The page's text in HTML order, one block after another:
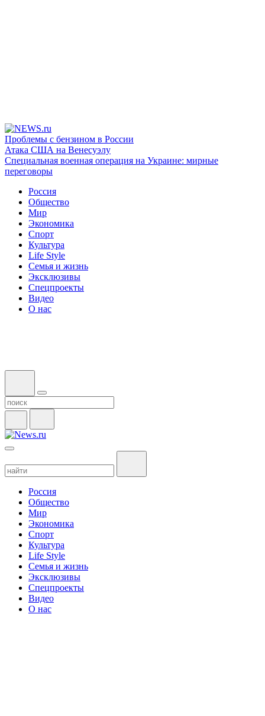
Проблемы с бензином в России
Атака США на Венесуэлу
Специальная военная операция на Украине: мирные
переговоры
Россия
Общество
Мир
Экономика
Спорт
Культура
Life Style
Семья и жизнь
Эксклюзивы
Спецпроекты
Видео
О нас
Россия
Общество
Мир
Экономика
Спорт
Культура
Life Style
Семья и жизнь
Эксклюзивы
Спецпроекты
Видео
О нас